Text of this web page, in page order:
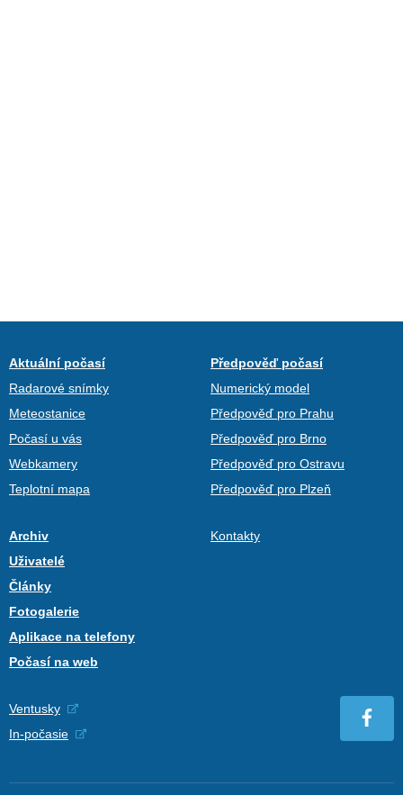
Aktuální počasí
Radarové snímky
Meteostanice
Počasí u vás
Webkamery
Teplotní mapa
Předpověď počasí
Numerický model
Předpověď pro Prahu
Předpověď pro Brno
Předpověď pro Ostravu
Předpověď pro Plzeň
Archiv
Uživatelé
Články
Fotogalerie
Aplikace na telefony
Počasí na web
Kontakty
Ventusky
In-počasie